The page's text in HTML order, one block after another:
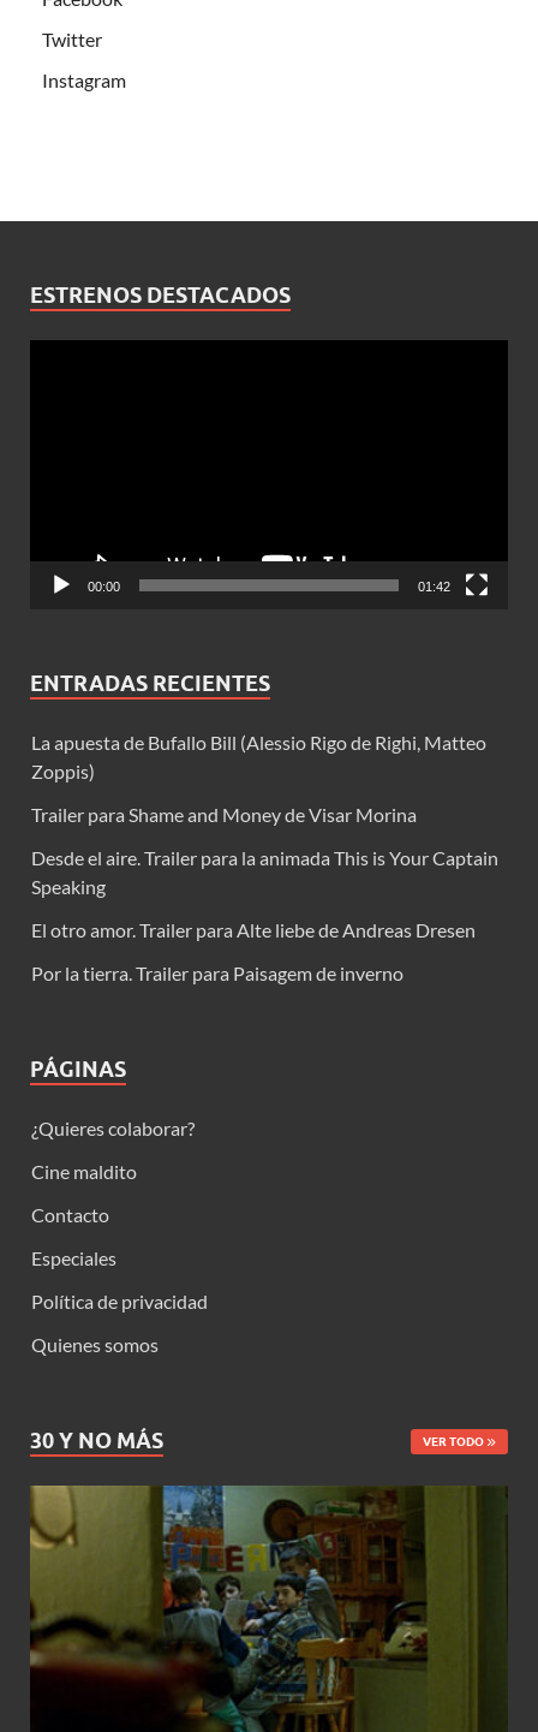
Twitter
Instagram
ESTRENOS DESTACADOS
00:00 01:42
ENTRADAS RECIENTES
La apuesta de Bufallo Bill (Alessio Rigo de Righi, Matteo
Zoppis)
Trailer para Shame and Money de Visar Morina
Desde el aire. Trailer para la animada This is Your Captain
Speaking
El otro amor. Trailer para Alte liebe de Andreas Dresen
Por la tierra. Trailer para Paisagem de inverno
PÁGINAS
¿Quieres colaborar?
Cine maldito
Contacto
Especiales
Política de privacidad
Quienes somos
30 Y NO MÁS VER TODO